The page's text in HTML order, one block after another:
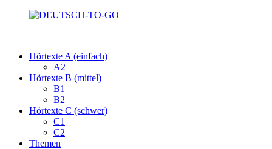
Hörtexte A (einfach)
A2
Hörtexte B (mittel)
B1
B2
Hörtexte C (schwer)
C1
C2
Themen